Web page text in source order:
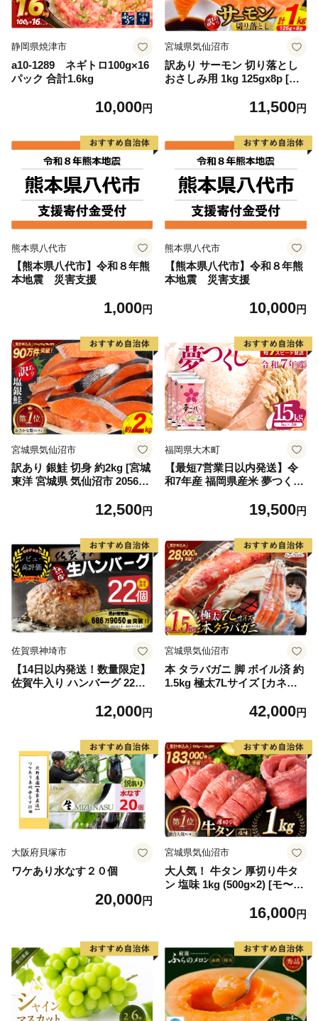
静岡県焼津市
a10-1289 ネギトロ100g×16
パック 合計1.6kg
10,000円
宮城県気仙沼市
訳あり サーモン 切り落とし
おさしみ用 1kg 125gx8p [足
4313] 魚 魚介類 鮭 お刺し身
介
11,500円
熊本県八代市
【熊本県八代市】令和８年熊
本地震 災害支援
1,000円
熊本県八代市
【熊本県八代市】令和８年熊
本地震 災害支援
10,000円
宮城県気仙沼市
訳あり 銀鮭 切身 約2kg [宮城
東洋 宮城県 気仙沼市 205649
格外 不揃い さけ サケ 鮭切身
切り身 魚 わけあり
12,500円
福岡県大木町
【最短7営業日以内発送】令
和7年産 福岡県産米 夢つくし
19,500円
佐賀県神埼市
【14日以内発送！数量限定】
佐賀牛入り ハンバーグ 22個
毛和牛 ブランド牛 九州 ハン
(H083106)
12,000円
宮城県気仙沼市
本 タラバガニ 脚 ボイル済 約
1.5kg 極太7Lサイズ [カネダ
6] カニ かに 蟹 たらばがに た
42,000円
大阪府貝塚市
ワケあり水なす２０個
20,000円
宮城県気仙沼市
大人気！ 牛タン 厚切り牛タ
ン 塩味 1kg (500g×2) [モ〜ラ
60] 肉 牛肉 精肉 牛たん 牛タ
厚切り タン
16,000円